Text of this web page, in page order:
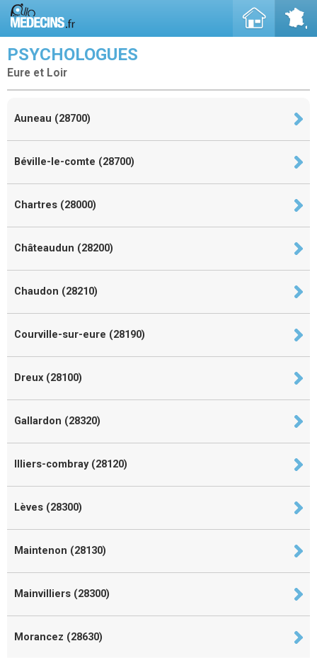
PSYCHOLOGUES
Eure et Loir
Auneau (28700)
Béville-le-comte (28700)
Chartres (28000)
Châteaudun (28200)
Chaudon (28210)
Courville-sur-eure (28190)
Dreux (28100)
Gallardon (28320)
Illiers-combray (28120)
Lèves (28300)
Maintenon (28130)
Mainvilliers (28300)
Morancez (28630)